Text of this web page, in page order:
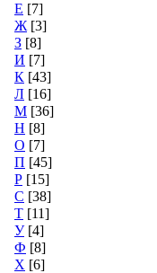
Е [7]
Ж [3]
З [8]
И [7]
К [43]
Л [16]
М [36]
Н [8]
О [7]
П [45]
Р [15]
С [38]
Т [11]
У [4]
Ф [8]
Х [6]